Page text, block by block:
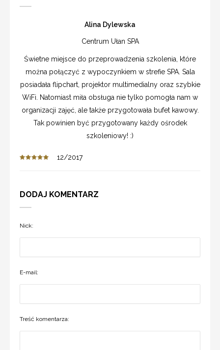
Alina Dylewska
Centrum Ułan SPA
Świetne miejsce do przeprowadzenia szkolenia, które
można połączyć z wypoczynkiem w strefie SPA. Sala
posiadała flipchart, projektor multimedialny oraz szybkie
WiFi. Natomiast miła obsługa nie tylko pomogła nam w
organizacji zajęć, ale także przygotowała bufet kawowy.
Tak powinien być przygotowany każdy ośrodek
szkoleniowy! :)
12/2017
DODAJ KOMENTARZ
Nick:
E-mail:
Treść komentarza: